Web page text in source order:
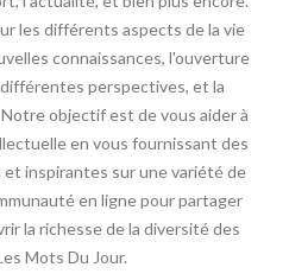
les différents aspects de la vie
connaissances, l'ouverture
perspectives, et la
objectif est de vous aider à
en vous fournissant des
inspirantes sur une variété de
en ligne pour partager
la richesse de la diversité des
Mots Du Jour.